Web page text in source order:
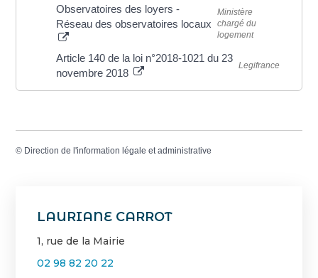
LAURIANE CARROT
1, rue de la Mairie
02 98 82 20 22
Observatoires des loyers -
Réseau des observatoires locaux
Ministère
chargé du
logement
Article 140 de la loi n°2018-1021 du 23
novembre 2018
Legifrance
© Direction de l'information légale et administrative